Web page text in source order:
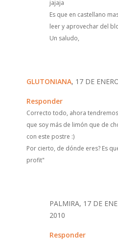
jajaja
Es que en castellano
leer y aprovechar del
Un saludo,
GLUTONIANA, 17 DE
Responder
Correcto todo, ahora
que soy más de limón que de
con este postre :)
Por cierto, de dónde eres? Es
profit"
PALMIRA, 17 DE
2010
Responder